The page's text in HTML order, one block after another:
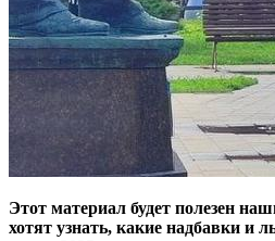
Этот материал будет полезен
хотят узнать, какие надбавки и